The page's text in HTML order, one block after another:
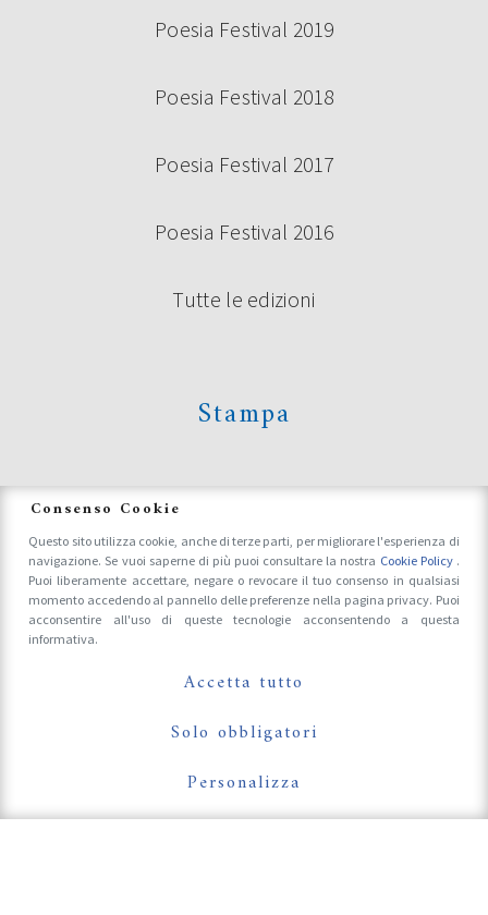
Poesia Festival 2019
Poesia Festival 2018
Poesia Festival 2017
Poesia Festival 2016
Tutte le edizioni
Stampa
Accrediti Stampa e Fotografi
Follow Us On
Consenso Cookie
Questo sito utilizza cookie, anche di terze parti, per migliorare l'esperienza di
navigazione. Se vuoi saperne di più puoi consultare la nostra Cookie Policy .
Puoi liberamente accettare, negare o revocare il tuo consenso in qualsiasi
momento accedendo al pannello delle preferenze nella pagina privacy. Puoi
acconsentire all'uso di queste tecnologie acconsentendo a questa
informativa.
Accetta tutto
Solo obbligatori
Personalizza